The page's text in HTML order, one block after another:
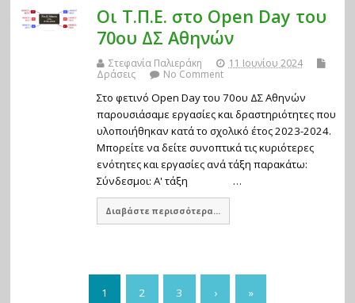
Οι Τ.Π.Ε. στο Open Day του
70ου ΔΣ Αθηνών
Στεφανία Παλιεράκη
11 Ιουνίου 2024
Δράσεις
No Comment
Στο φετινό Open Day του 70ου ΔΣ Αθηνών
παρουσιάσαμε εργασίες και δραστηριότητες που
υλοποιήθηκαν κατά το σχολικό έτος 2023-2024.
Μπορείτε να δείτε συνοπτικά τις κυριότερες
ενότητες και εργασίες ανά τάξη παρακάτω:
Σύνδεσμοι: Α' τάξη …
Διαβάστε περισσότερα...
1 2 3 › »